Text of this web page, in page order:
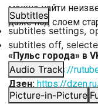
Subtitles
subtitles settings,
subtitles off,
Audio Track
Picture-in-Picture
можно найти
даже под слоем
«Пульс города» в
Rutube:https://
Дзен: https://
Telegram: https://